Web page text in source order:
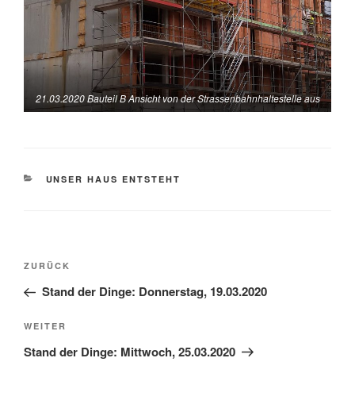
21.03.2020 Bauteil B Ansicht von der Strassenbahnhaltestelle aus
KATEGORIEN
UNSER HAUS ENTSTEHT
Beitragsnavigation
Vorheriger
Beitrag
ZURÜCK
Stand der Dinge: Donnerstag, 19.03.2020
Nächster
Beitrag
WEITER
Stand der Dinge: Mittwoch, 25.03.2020